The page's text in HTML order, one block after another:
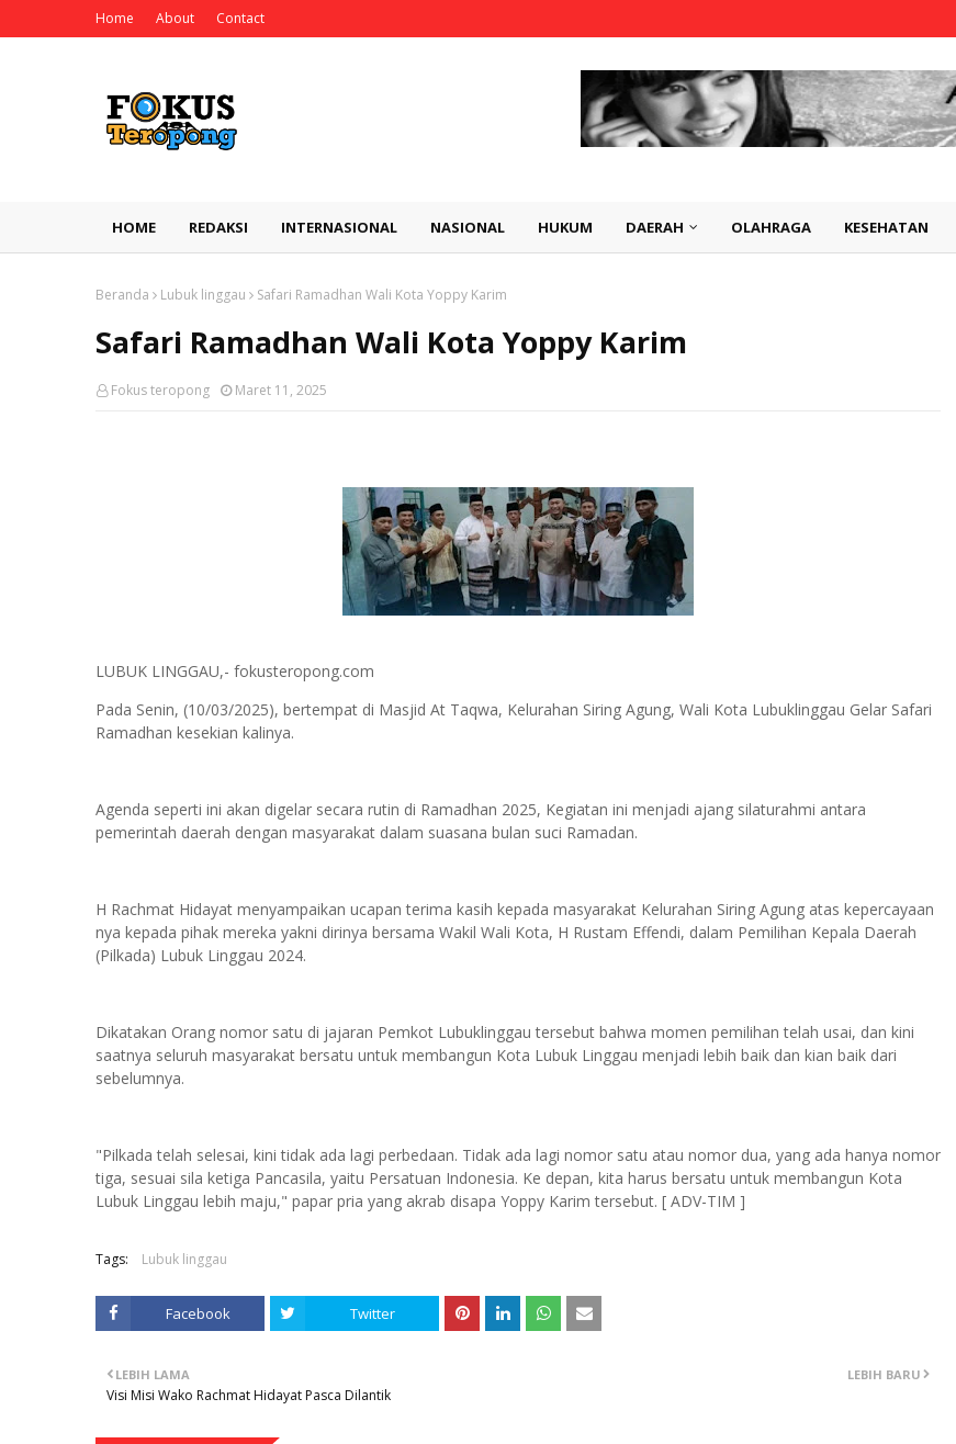
Home About Contact
HOME REDAKSI INTERNASIONAL NASIONAL HUKUM DAERAH OLAHRAGA KESEHATAN
Beranda Lubuk linggau Safari Ramadhan Wali Kota Yoppy Karim
Safari Ramadhan Wali Kota Yoppy Karim
Fokus teropong Maret 11, 2025
LUBUK LINGGAU,- fokusteropong.com
Pada Senin, (10/03/2025), bertempat di Masjid At Taqwa, Kelurahan Siring Agung, Wali Kota Lubuklinggau Gelar Safari
Ramadhan kesekian kalinya.
Agenda seperti ini akan digelar secara rutin di Ramadhan 2025, Kegiatan ini menjadi ajang silaturahmi antara
pemerintah daerah dengan masyarakat dalam suasana bulan suci Ramadan.
H Rachmat Hidayat menyampaikan ucapan terima kasih kepada masyarakat Kelurahan Siring Agung atas kepercayaan
nya kepada pihak mereka yakni dirinya bersama Wakil Wali Kota, H Rustam Effendi, dalam Pemilihan Kepala Daerah
(Pilkada) Lubuk Linggau 2024.
Dikatakan Orang nomor satu di jajaran Pemkot Lubuklinggau tersebut bahwa momen pemilihan telah usai, dan kini
saatnya seluruh masyarakat bersatu untuk membangun Kota Lubuk Linggau menjadi lebih baik dan kian baik dari
sebelumnya.
"Pilkada telah selesai, kini tidak ada lagi perbedaan. Tidak ada lagi nomor satu atau nomor dua, yang ada hanya nomor
tiga, sesuai sila ketiga Pancasila, yaitu Persatuan Indonesia. Ke depan, kita harus bersatu untuk membangun Kota
Lubuk Linggau lebih maju," papar pria yang akrab disapa Yoppy Karim tersebut. [ ADV-TIM ]
Tags: Lubuk linggau
Facebook Twitter
LEBIH BARU
LEBIH LAMA
Visi Misi Wako Rachmat Hidayat Pasca Dilantik